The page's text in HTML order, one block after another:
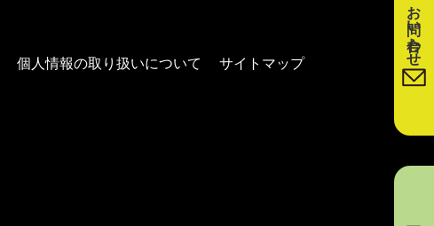
お問い合わせ
個人情報の取り扱いについて サイトマップ